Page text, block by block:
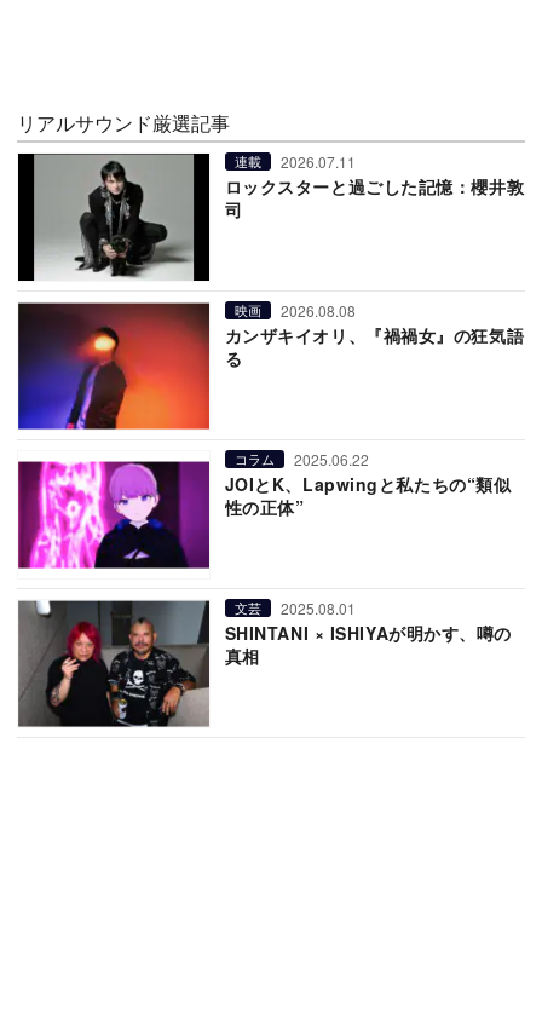
リアルサウンド厳選記事
連載 2026.07.11
ロックスターと過ごした記憶：櫻井敦
司
映画 2026.08.08
カンザキイオリ、『禍禍女』の狂気語
る
コラム 2025.06.22
JOIとK、Lapwingと私たちの“類似
性の正体”
文芸 2025.08.01
SHINTANI × ISHIYAが明かす、噂の
真相